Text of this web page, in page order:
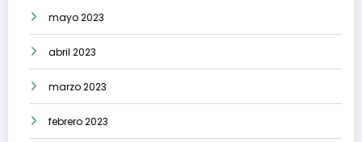
mayo 2023
abril 2023
marzo 2023
febrero 2023